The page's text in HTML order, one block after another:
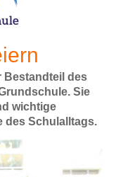
Bestandteil des
Sie
wichtige
des Schulalltags.